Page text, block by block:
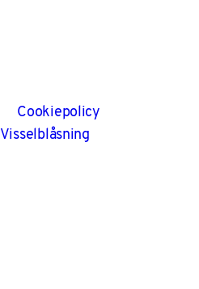
Cookiepolicy
Visselblåsning